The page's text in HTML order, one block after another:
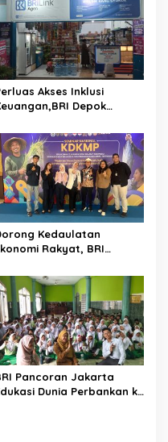
Akses Inklusi
Depok
Peluang Bagi
Usaha
Kedaulatan
Rakyat, BRI
Seminar
Koperasi Desa
Putih
Pancoran Jakarta
Dunia Perbankan ke